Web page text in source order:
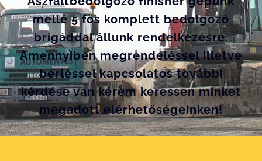
mellé 5 fős komplett bedolgozó
brigáddal állunk rendelkezésre.
Amennyiben megrendeléssel illetve
bérléssel kapcsolatos további
kérdése van kérem keressen minket
megadott elérhetőségeinken!